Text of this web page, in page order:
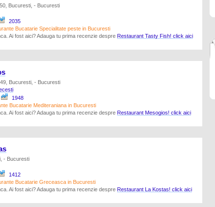
Bucuresti, - Bucuresti
2035
Bucatarie Specialitate peste in Bucuresti
Ai fost aici? Adauga tu prima recenzie despre Restaurant Tasty Fish! click aici
Bucuresti, - Bucuresti
1948
Bucatarie Mediteraniana in Bucuresti
Ai fost aici? Adauga tu prima recenzie despre Restaurant Mesogios! click aici
- Bucuresti
1412
Bucatarie Greceasca in Bucuresti
Ai fost aici? Adauga tu prima recenzie despre Restaurant La Kostas! click aici